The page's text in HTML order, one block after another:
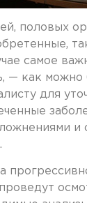
половых
самое
— как можно
для
и